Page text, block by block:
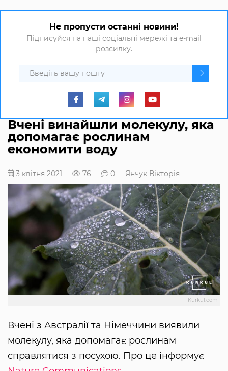
Не пропусти останні новини!
Підписуйся на наші соціальні мережі та e-mail
розсилку.
Вчені винайшли молекулу, яка
допомагає рослинам
економити воду
3 квітня 2021 76 0 Янчук Вікторія
Kurkul.com
Вчені з Австралії та Німеччини виявили
молекулу, яка допомагає рослинам
справлятися з посухою. Про це інформує